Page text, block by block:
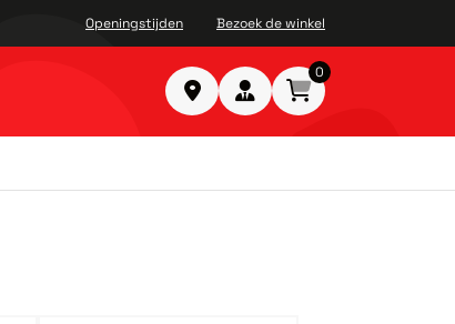
Openingstijden Bezoek de winkel
0